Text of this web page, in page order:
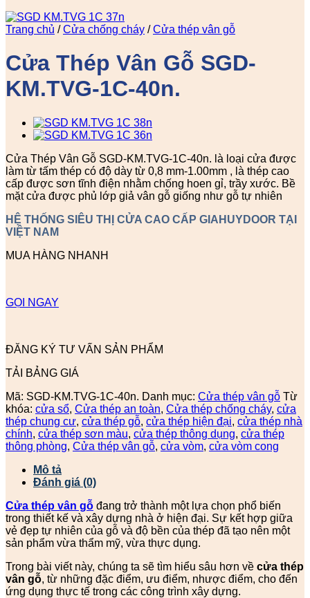
Trang chủ / Cửa chống cháy / Cửa thép vân gỗ
Cửa Thép Vân Gỗ SGD-
KM.TVG-1C-40n.
Cửa Thép Vân Gỗ SGD-KM.TVG-1C-40n. là loại cửa được
làm từ tấm thép có độ dày từ 0,8 mm-1.00mm , là thép cao
cấp được sơn tĩnh điện nhằm chống hoen gỉ, trầy xước. Bề
mặt cửa được phủ lớp giả vân gỗ giống như gỗ tự nhiên
HỆ THỐNG SIÊU THỊ CỬA CAO CẤP GIAHUYDOOR TẠI
VIỆT NAM
MUA HÀNG NHANH
GỌI NGAY
ĐĂNG KÝ TƯ VẤN SẢN PHẨM
TẢI BẢNG GIÁ
Mã: SGD-KM.TVG-1C-40n. Danh mục: Cửa thép vân gỗ Từ
khóa: cửa sổ, Cửa thép an toàn, Cửa thép chống cháy, cửa
thép chung cư, cửa thép gỗ, cửa thép hiện đại, cửa thép nhà
chính, cửa thép sơn màu, cửa thép thông dụng, cửa thép
thông phòng, Cửa thép vân gỗ, cửa vòm, cửa vòm cong
Mô tả
Đánh giá (0)
Cửa thép vân gỗ đang trở thành một lựa chọn phổ biến
trong thiết kế và xây dựng nhà ở hiện đại. Sự kết hợp giữa
vẻ đẹp tự nhiên của gỗ và độ bền của thép đã tạo nên một
sản phẩm vừa thẩm mỹ, vừa thực dụng.
Trong bài viết này, chúng ta sẽ tìm hiểu sâu hơn về cửa thép
vân gỗ, từ những đặc điểm, ưu điểm, nhược điểm, cho đến
ứng dụng thực tế trong các công trình xây dựng.